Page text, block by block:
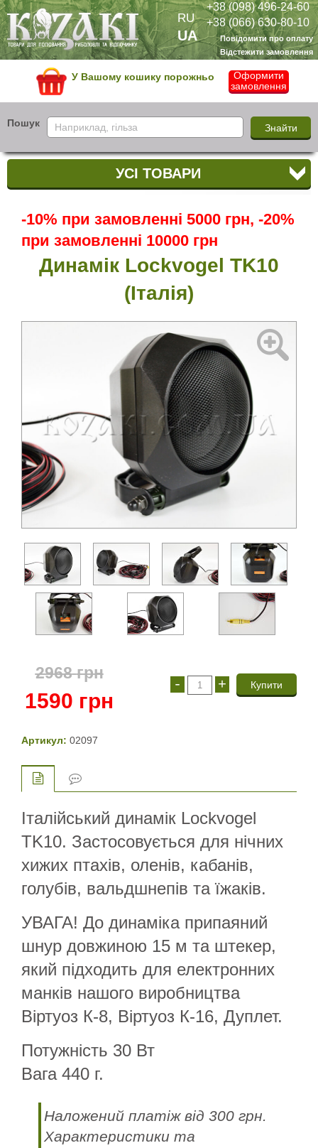
+38 (098) 496-24-60
+38 (066) 630-80-10
Повідомити про оплату
Відстежити замовлення
RU
UA
У Вашому кошику порожньо
Оформити
замовлення
Пошук
УСІ ТОВАРИ
-10% при замовленні 5000 грн, -20%
при замовленні 10000 грн
Динамік Lockvogel TK10
(Італія)
2968 грн
1590 грн
- +
Артикул: 02097
Італійський динамік Lockvogel
TK10. Застосовується для нічних
хижих птахів, оленів, кабанів,
голубів, вальдшнепів та їжаків.
УВАГА! До динаміка припаяний
шнур довжиною 15 м та штекер,
який підходить для електронних
манків нашого виробництва
Віртуоз К-8, Віртуоз К-16, Дуплет.
Потужність 30 Вт
Вага 440 г.
Наложений платіж від 300 грн.
Характеристики та